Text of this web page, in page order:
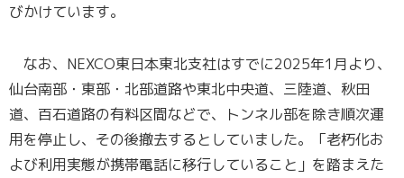
びかけています。
なお、NEXCO東日本東北支社はすでに2025年1月より、
仙台南部・東部・北部道路や東北中央道、三陸道、秋田
道、百石道路の有料区間などで、トンネル部を除き順次運
用を停止し、その後撤去するとしていました。「老朽化お
よび利用実態が携帯電話に移行していること」を踏まえた